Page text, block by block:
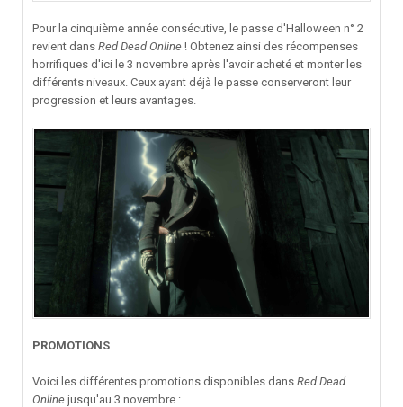
Pour la cinquième année consécutive, le passe d'Halloween n° 2
revient dans Red Dead Online ! Obtenez ainsi des récompenses
horrifiques d'ici le 3 novembre après l'avoir acheté et monter les
différents niveaux. Ceux ayant déjà le passe conserveront leur
progression et leurs avantages.
PROMOTIONS
Voici les différentes promotions disponibles dans Red Dead
Online jusqu'au 3 novembre :